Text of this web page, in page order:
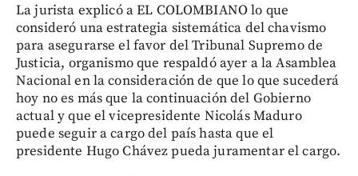
La jurista explicó a EL COLOMBIANO lo que
consideró una estrategia sistemática del chavismo
para asegurarse el favor del Tribunal Supremo de
Justicia, organismo que respaldó ayer a la Asamblea
Nacional en la consideración de que lo que sucederá
hoy no es más que la continuación del Gobierno
actual y que el vicepresidente Nicolás Maduro
puede seguir a cargo del país hasta que el
presidente Hugo Chávez pueda juramentar el cargo.